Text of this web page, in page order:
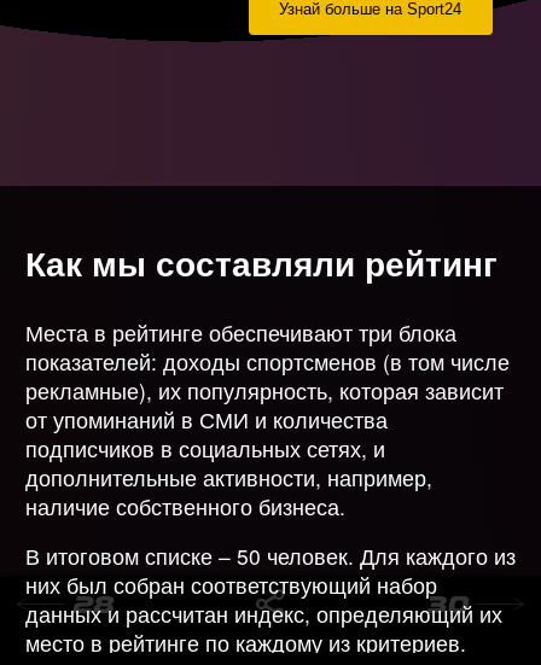
Узнай больше на Sport24
на главную
Как мы составляли рейтинг
Места в рейтинге обеспечивают три блока
показателей: доходы спортсменов (в том числе
рекламные), их популярность, которая зависит
от упоминаний в СМИ и количества
подписчиков в социальных сетях, и
дополнительные активности, например,
наличие собственного бизнеса.
В итоговом списке – 50 человек. Для каждого из
них был собран соответствующий набор
данных и рассчитан индекс, определяющий их
место в рейтинге по каждому из критериев.